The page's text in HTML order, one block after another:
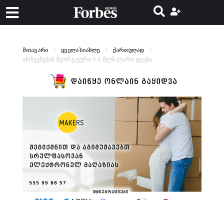
მთავარი ყველა სიახლე ქართულად
არჩევნების მეორე ტური 8.6 მლნ ლარი ჯდება